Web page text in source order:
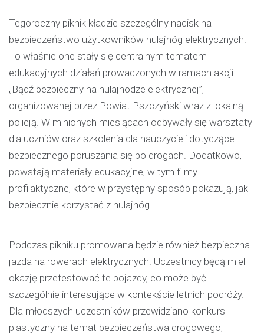
Tegoroczny piknik kładzie szczególny nacisk na
bezpieczeństwo użytkowników hulajnóg elektrycznych.
To właśnie one stały się centralnym tematem
edukacyjnych działań prowadzonych w ramach akcji
„Bądź bezpieczny na hulajnodze elektrycznej”,
organizowanej przez Powiat Pszczyński wraz z lokalną
policją. W minionych miesiącach odbywały się warsztaty
dla uczniów oraz szkolenia dla nauczycieli dotyczące
bezpiecznego poruszania się po drogach. Dodatkowo,
powstają materiały edukacyjne, w tym filmy
profilaktyczne, które w przystępny sposób pokazują, jak
bezpiecznie korzystać z hulajnóg.
Podczas pikniku promowana będzie również bezpieczna
jazda na rowerach elektrycznych. Uczestnicy będą mieli
okazję przetestować te pojazdy, co może być
szczególnie interesujące w kontekście letnich podróży.
Dla młodszych uczestników przewidziano konkurs
plastyczny na temat bezpieczeństwa drogowego,